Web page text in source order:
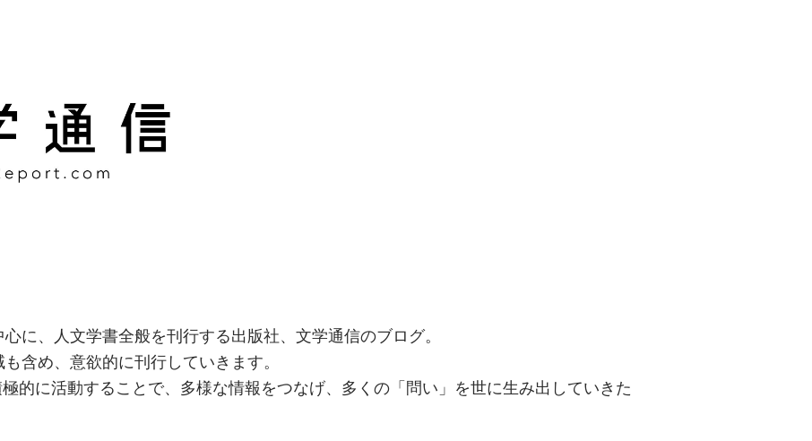
に、人文学書全般を刊行する出版社、文学通信のブログ。
含め、意欲的に刊行していきます。
的に活動することで、多様な情報をつなげ、多くの「問い」を世に生み出していきた